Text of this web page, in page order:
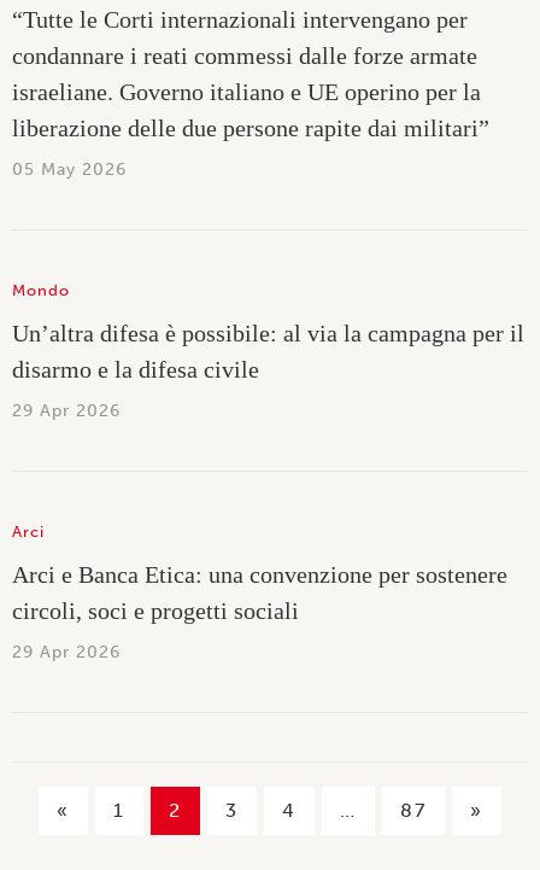
“Tutte le Corti internazionali intervengano per
condannare i reati commessi dalle forze armate
israeliane. Governo italiano e UE operino per la
liberazione delle due persone rapite dai militari”
05 May 2026
Mondo
Un’altra difesa è possibile: al via la campagna per il
disarmo e la difesa civile
29 Apr 2026
Arci
Arci e Banca Etica: una convenzione per sostenere
circoli, soci e progetti sociali
29 Apr 2026
« 1 2 3 4 … 87 »